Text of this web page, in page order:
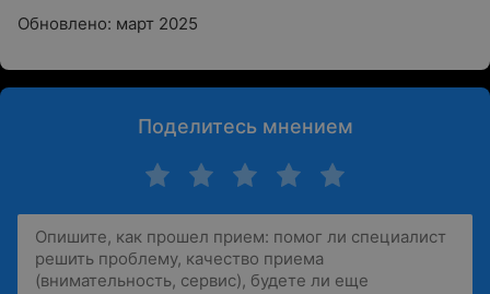
Обновлено: март 2025
Поделитесь мнением